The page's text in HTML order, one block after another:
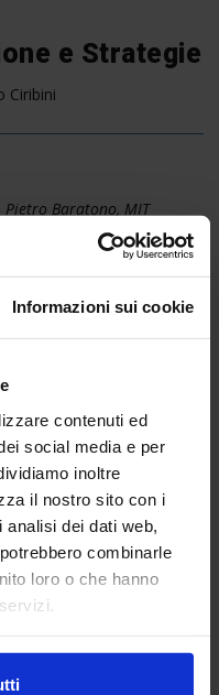
Informazioni sui cookie
contenuti ed
social media e per
inoltre
il nostro sito con i
dei dati web,
combinarle
loro o che hanno
e Strategie
Ciribini
Pietro Baratono, MIT
Costruzioni in
of BIM”‐Milena
digitalizzazione
innovazione,
e sicuro” ne discutono
CNAPPC, CNI, CNGeGL,